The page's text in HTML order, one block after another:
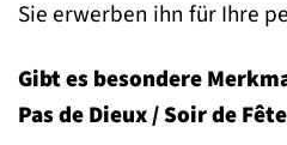
Sie erwerben ihn für Ihre
Gibt es besondere
Pas de Dieux / Soir de